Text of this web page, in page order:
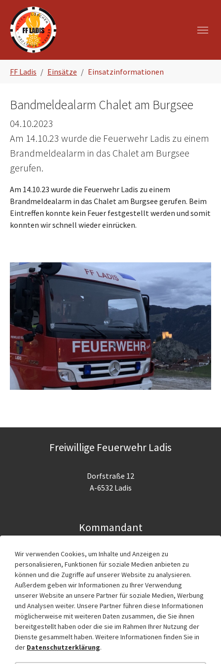
Zum Hauptinhalt springen
Skip to page footer
FF Ladis Einsätze Einsatzinformationen
Bandmeldealarm Chalet am Burgsee
04.10.2023
Am 14.10.23 wurde die Feuerwehr Ladis zu einem
Brandmeldealarm in das Chalet am Burgsee
gerufen.
Am 14.10.23 wurde die Feuerwehr Ladis zu einem
Brandmeldealarm in das Chalet am Burgsee gerufen. Beim
Eintreffen konnte kein Feuer festgestellt werden und somit
konnten wir schnell wieder einrücken.
Freiwillige Feuerwehr Ladis
Dorfstraße 12
A-6532 Ladis
Kommandant
Ing. Günter Köhle
g.koehle@feuerwehr.tirol
Im Notfall 122 anrufen!
Service
Wir verwenden Cookies, um Inhalte und Anzeigen zu
personalisieren, Funktionen für soziale Medien anbieten zu
können und die Zugriffe auf unserer Website zu analysieren.
Außerdem geben wir Informationen zu Ihrer Verwendung
unserer Website an unsere Partner für soziale Medien, Werbung
und Analysen weiter. Unsere Partner führen diese Informationen
möglicherweise mit weiteren Daten zusammen, die Sie ihnen
bereitgestellt haben oder die sie im Rahmen Ihrer Nutzung der
Dienste gesammelt haben. Weitere Informationen finden Sie in
der Datenschutzerklärung.